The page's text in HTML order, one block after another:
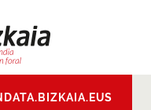
.Diputacion